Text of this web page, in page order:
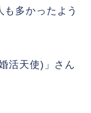
多かったよう
活天使)」さん